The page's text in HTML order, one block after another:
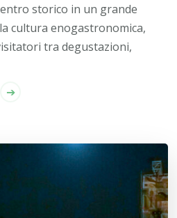
storico in un grande
cultura enogastronomica,
tra degustazioni,